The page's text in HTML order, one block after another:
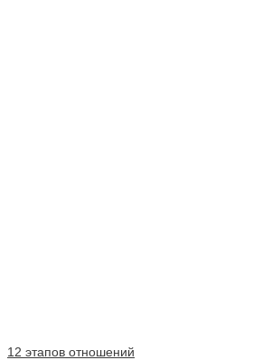
12 этапов отношений